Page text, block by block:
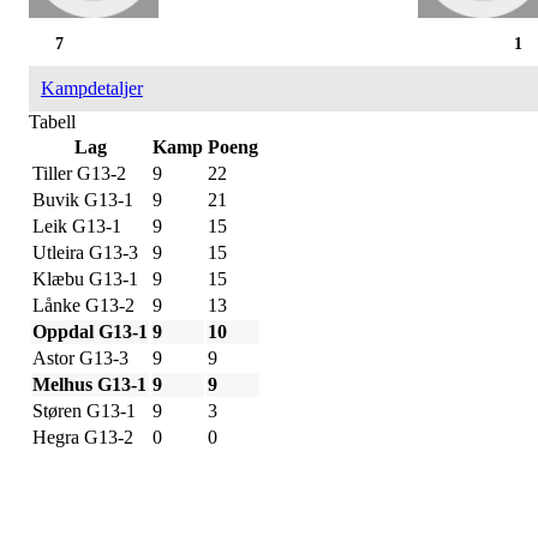
1
7
Kampdetaljer
Tabell
Lag
Kamp Poeng
Tiller G13-2
9
22
Buvik G13-1
9
21
Leik G13-1
9
15
Utleira G13-3
9
15
Klæbu G13-1
9
15
Lånke G13-2
9
13
Oppdal G13-1 9
10
Astor G13-3
9
9
Melhus G13-1 9
9
Støren G13-1
9
3
Hegra G13-2
0 0